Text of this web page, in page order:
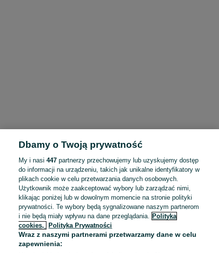
To ogłoszenie nie jest już dostępne
Dbamy o Twoją prywatność
My i nasi447 partnerzy przechowujemy lub uzyskujemy dostęp
do informacji na urządzeniu, takich jak unikalne identyfikatory w
plikach cookie w celu przetwarzania danych osobowych.
Użytkownik może zaakceptować wybory lub zarządzać nimi,
klikając poniżej lub w dowolnym momencie na stronie polityki
prywatności. Te wybory będą sygnalizowane naszym partnerom
i nie będą miały wpływu na dane przeglądania. Polityka
cookies,
Polityka Prywatności
Wraz z naszymi partnerami przetwarzamy dane w celu
zapewnienia: